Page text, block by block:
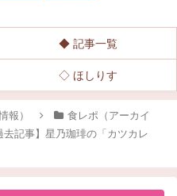
◆ 記事一覧
◇ ほしりす
報）
食レポ（アーカイ
記事】星乃珈琲の「カツカレ